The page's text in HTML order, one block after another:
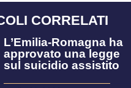
CORRELATI
L’Emilia-Romagna ha
approvato una legge
sul suicidio assistito